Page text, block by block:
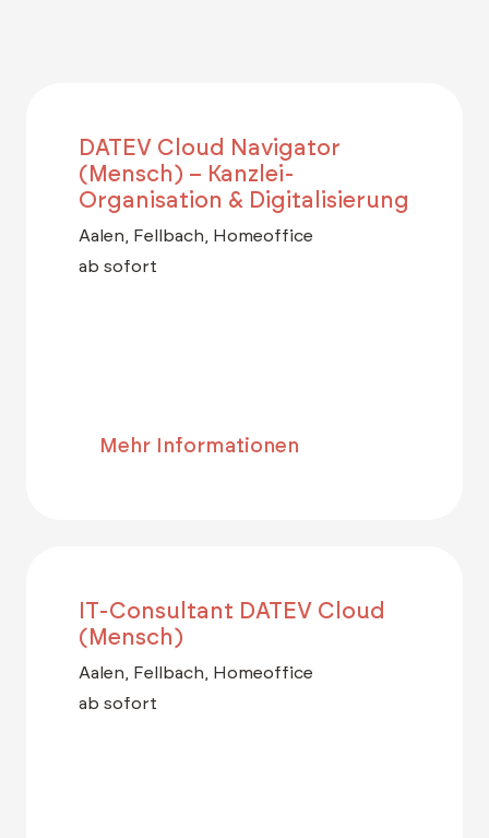
DATEV Cloud Navigator
(Mensch) – Kanzlei-
Organisation & Digitalisierung
Aalen, Fellbach, Homeoffice
ab sofort
Mehr Informationen
IT-Consultant DATEV Cloud
(Mensch)
Aalen, Fellbach, Homeoffice
ab sofort